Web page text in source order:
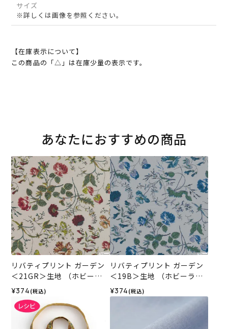
サイズ
※詳しくは画像を参照ください。
【在庫表示について】
この商品の「△」は在庫少量の表示です。
あなたにおすすめの商品
リバティプリント ガーデン
＜21GR＞生地 （ホビーラ
ホビーレオリジナル）2026
¥374 (税込)
リバティプリント ガーデン
＜19B＞生地 （ホビーラホ
ビーレオリジナル）2026A
W
¥374 (税込)